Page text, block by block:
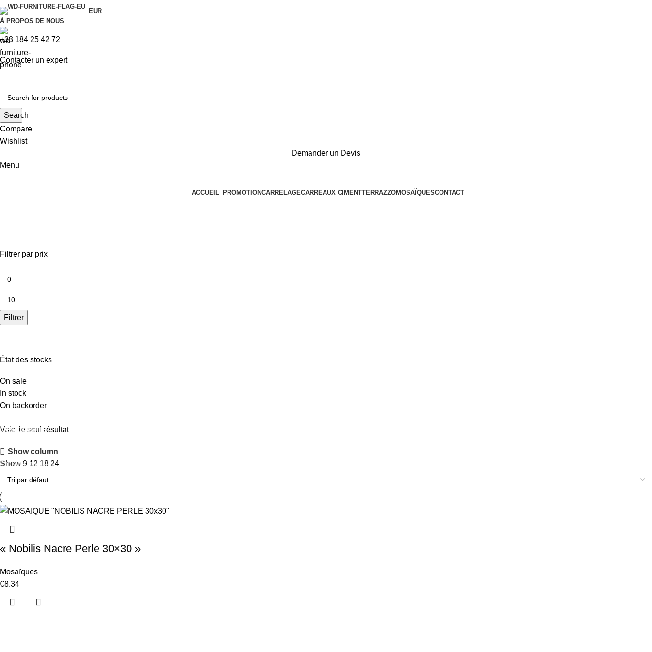
EUR
À PROPOS DE NOUS
+33 184 25 42 72
Contacter un expert
Search
Compare
Wishlist
Demander un Devis
Menu
ACCUEIL PROMOTIONCARRELAGECARREAUX CIMENTTERRAZZOMOSAÏQUESCONTACT
Filtrer par prix
Filtrer
État des stocks
On sale
In stock
On backorder
Déstockage
Remise jusqu'à 50%
En savoir plus
Voici le seul résultat
Show column
Show 9 12 18 24
« Nobilis Nacre Perle 30×30 »
Mosaïques
€8.34